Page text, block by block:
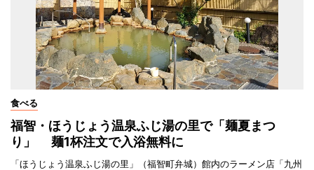
食べる
福智・ほうじょう温泉ふじ湯の里で「麺夏まつ
り」 麺1杯注文で入浴無料に
「ほうじょう温泉ふじ湯の里」（福智町弁城）館内のラーメン店「九州